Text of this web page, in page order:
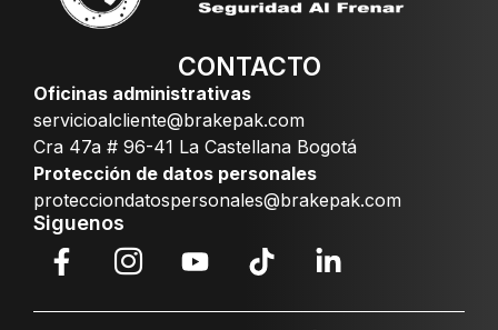
CONTACTO
Oficinas administrativas
servicioalcliente@brakepak.com
Cra 47a # 96-41 La Castellana Bogotá
Protección de datos personales
protecciondatospersonales@brakepak.com
Siguenos